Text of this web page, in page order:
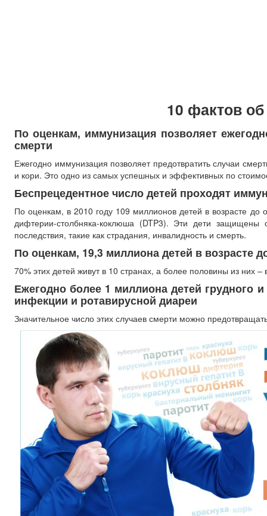
10 фактов
По оценкам, иммунизация позволяет
смерти
Ежегодно иммунизация позволяет предотвратить случаи
и кори. Это одно из самых успешных и эффективных по
Беспрецедентное число детей проходят
По оценкам, в 2010 году 109 миллионов детей в возрасте
дифтерии-столбняка-коклюша (DTP3). Эти дети защищены
последствия, такие как страдания, инвалидность и смерть.
По оценкам, 19,3 миллиона детей в возрасте
70% этих детей живут в 10 странах, а более половины из них
Ежегодно более 1 миллиона детей грудного
инфекции и ротавирусной диареи
Значительное число этих случаев смерти можно